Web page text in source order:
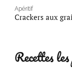
Apéritif
Crackers aux
Recettes